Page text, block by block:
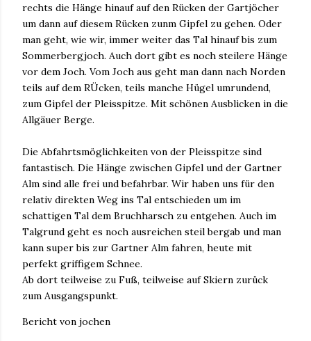
rechts die Hänge hinauf auf den Rücken der Gartjöcher
um dann auf diesem Rücken zunm Gipfel zu gehen. Oder
man geht, wie wir, immer weiter das Tal hinauf bis zum
Sommerbergjoch. Auch dort gibt es noch steilere Hänge
vor dem Joch. Vom Joch aus geht man dann nach Norden
teils auf dem RÜcken, teils manche Hügel umrundend,
zum Gipfel der Pleisspitze. Mit schönen Ausblicken in die
Allgäuer Berge.
Die Abfahrtsmöglichkeiten von der Pleisspitze sind
fantastisch. Die Hänge zwischen Gipfel und der Gartner
Alm sind alle frei und befahrbar. Wir haben uns für den
relativ direkten Weg ins Tal entschieden um im
schattigen Tal dem Bruchharsch zu entgehen. Auch im
Talgrund geht es noch ausreichen steil bergab und man
kann super bis zur Gartner Alm fahren, heute mit
perfekt griffigem Schnee.
Ab dort teilweise zu Fuß, teilweise auf Skiern zurück
zum Ausgangspunkt.
Bericht von jochen